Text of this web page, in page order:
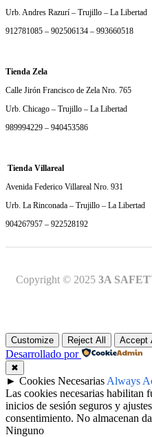
Urb. Andres Razurí – Trujillo – La Libertad
912781085 – 902506134 – 993660518
Tienda Zela
Calle Jirón Francisco de Zela Nro. 765
Urb. Chicago – Trujillo – La Libertad
989994229 – 940453586
Tienda Villareal
Avenida Federico Villareal Nro. 931
Urb. La Rinconada – Trujillo – La Libertad
904267957 – 922528192
Copyright © 2025 3A
Customize Reject All Accept
Desarrollado por
✖
► Cookies Necesarias Always
Las cookies necesarias habilitan
inicios de sesión seguros y
consentimiento. No almacenan
Ninguno